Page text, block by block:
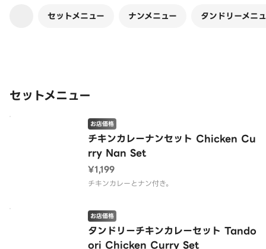
セットメニュー ナンメニュー タンドリーメニ
セットメニュー
チキンカレーナンセット Chicken Cu
rry Nan Set
お店価格
¥1,199
チキンカレーとナン付き。
タンドリーチキンカレーセット Tando
ori Chicken Curry Set
お店価格